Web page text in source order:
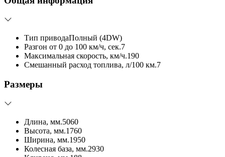
Тип приводаПолный (4DW)
Разгон от 0 до 100 км/ч, сек.7
Максимальная скорость, км/ч.190
Смешанный расход топлива, л/100 км.7
Размеры
Длина, мм.5060
Высота, мм.1760
Ширина, мм.1950
Колесная база, мм.2930